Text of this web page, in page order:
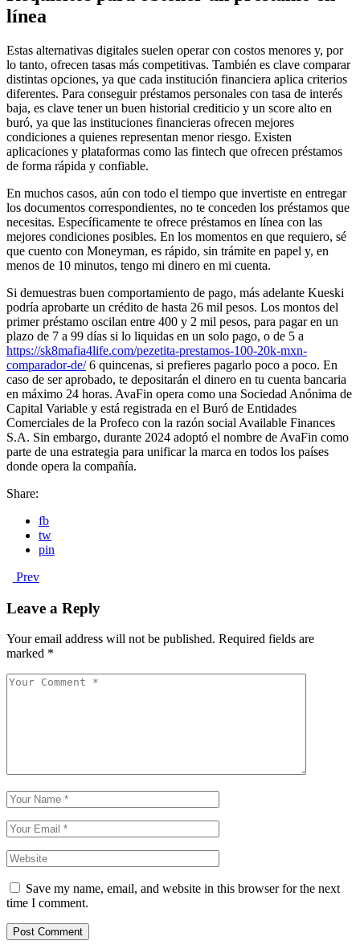
línea
Estas alternativas digitales suelen operar con costos menores y, por
lo tanto, ofrecen tasas más competitivas. También es clave comparar
distintas opciones, ya que cada institución financiera aplica criterios
diferentes. Para conseguir préstamos personales con tasa de interés
baja, es clave tener un buen historial crediticio y un score alto en
buró, ya que las instituciones financieras ofrecen mejores
condiciones a quienes representan menor riesgo. Existen
aplicaciones y plataformas como las fintech que ofrecen préstamos
de forma rápida y confiable.
En muchos casos, aún con todo el tiempo que invertiste en entregar
los documentos correspondientes, no te conceden los préstamos que
necesitas. Específicamente te ofrece préstamos en línea con las
mejores condiciones posibles. En los momentos en que requiero, sé
que cuento con Moneyman, es rápido, sin trámite en papel y, en
menos de 10 minutos, tengo mi dinero en mi cuenta.
Si demuestras buen comportamiento de pago, más adelante Kueski
podría aprobarte un crédito de hasta 26 mil pesos. Los montos del
primer préstamo oscilan entre 400 y 2 mil pesos, para pagar en un
plazo de 7 a 99 días si lo liquidas en un solo pago, o de 5 a
https://sk8mafia4life.com/pezetita-prestamos-100-20k-mxn-
comparador-de/6 quincenas, si prefieres pagarlo poco a poco. En
caso de ser aprobado, te depositarán el dinero en tu cuenta bancaria
en máximo 24 horas. AvaFin opera como una Sociedad Anónima de
Capital Variable y está registrada en el Buró de Entidades
Comerciales de la Profeco con la razón social Available Finances
S.A. Sin embargo, durante 2024 adoptó el nombre de AvaFin como
parte de una estrategia para unificar la marca en todos los países
donde opera la compañía.
Share:
fb
tw
pin
Prev
Leave a Reply
Your email address will not be published. Required fields are
marked *
Save my name, email, and website in this browser for the next
time I comment.
Post Comment